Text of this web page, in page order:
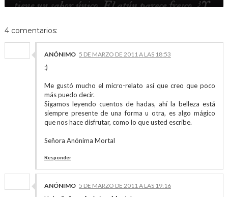
4 comentarios:
ANÓNIMO 5 DE MARZO DE 2011 A LAS 18:53
:)
Me gustó mucho el micro-relato así que creo que poco
más puedo decir.
Sigamos leyendo cuentos de hadas, ahí la belleza está
siempre presente de una forma u otra, es algo mágico
que nos hace disfrutar, como lo que usted escribe.
Señora Anónima Mortal
Responder
ANÓNIMO 5 DE MARZO DE 2011 A LAS 19:16